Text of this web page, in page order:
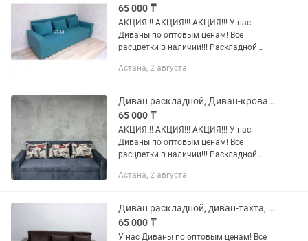
65 000 ₸
АКЦИЯ!!! АКЦИЯ!!! АКЦИЯ!!! У нас
Диваны по оптовым ценам! Все
расцветки в наличии!!! Раскладной
средней жесткости. Механизм
Астана, 2 августа
Диван раскладной, Диван-кровать со склада по оптовым ценам!!!
65 000 ₸
АКЦИЯ!!! АКЦИЯ!!! АКЦИЯ!!! У нас
Диваны по оптовым ценам! Все
расцветки в наличии!!! Раскладной
средней жесткости. Механизм
Астана, 2 августа
Диван раскладной, диван-тахта, диваны новые.
65 000 ₸
У нас Диваны по оптовым ценам! Все